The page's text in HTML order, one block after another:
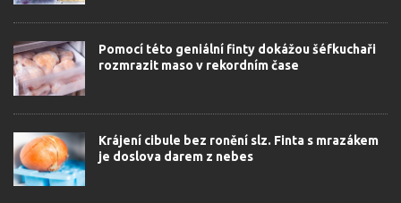
Pomocí této geniální finty dokážou šéfkuchaři
rozmrazit maso v rekordním čase
Krájení cibule bez ronění slz. Finta s mrazákem
je doslova darem z nebes